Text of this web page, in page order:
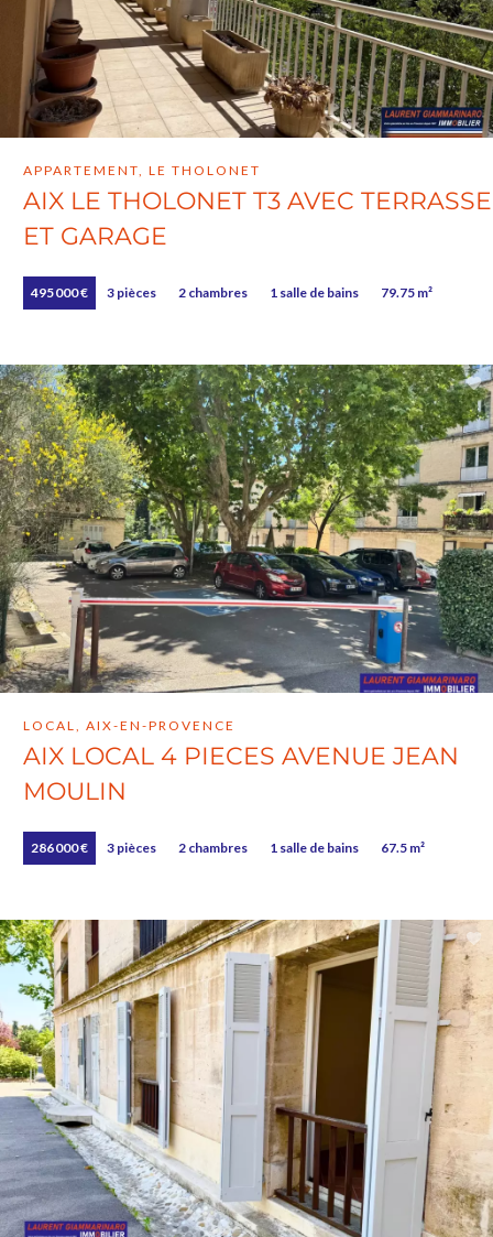
APPARTEMENT, LE THOLONET
AIX LE THOLONET T3 AVEC TERRASSE
ET GARAGE
495 000 € 3 pièces 2 chambres 1 salle de bains 79.75 m²
LOCAL, AIX-EN-PROVENCE
AIX LOCAL 4 PIECES AVENUE JEAN
MOULIN
286 000 € 3 pièces 2 chambres 1 salle de bains 67.5 m²